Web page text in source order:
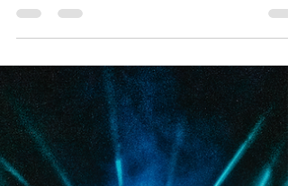
presentación llena de aventuras,...